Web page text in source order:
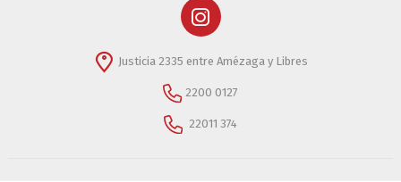
Justicia 2335 entre Amézaga y Libres
2200 0127
22011 374